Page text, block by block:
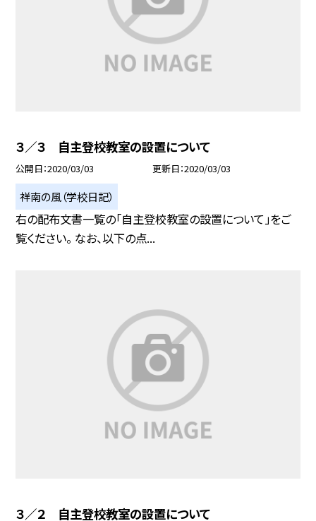
３／３ 自主登校教室の設置について
公開日 2020/03/03 更新日 2020/03/03
祥南の風（学校日記）
右の配布文書一覧の「自主登校教室の設置について」をご
覧ください。 なお、以下の点...
３／２ 自主登校教室の設置について